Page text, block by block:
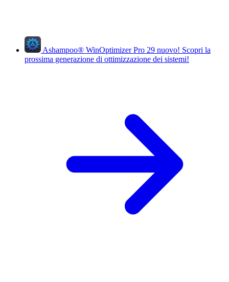
Ashampoo® WinOptimizer Pro 29 nuovo! Scopri la
prossima generazione di ottimizzazione dei sistemi!